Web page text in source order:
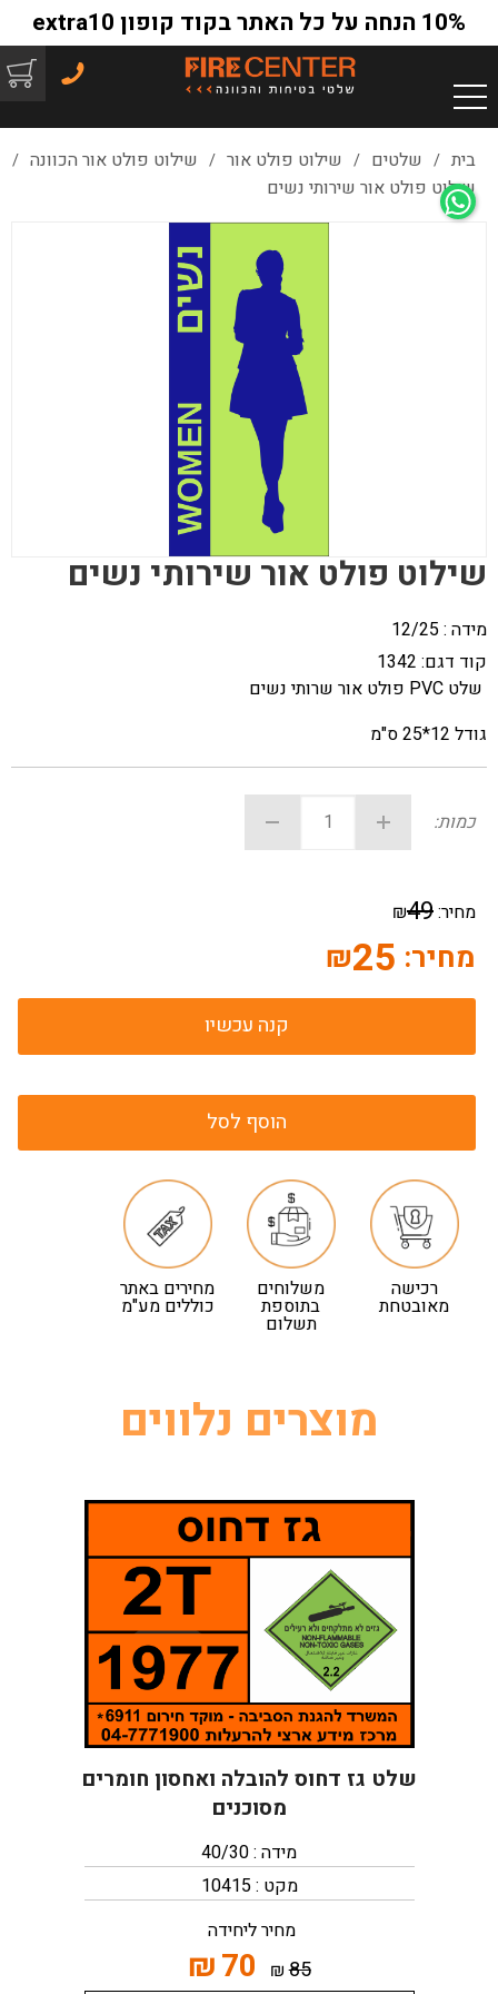
10% הנחה על כל האתר בקוד קופון extra10
בית / שלטים / שילוט פולט אור / שילוט פולט אור הכוונה /
שילוט פולט אור שירותי נשים
שילוט פולט אור שירותי נשים
מידה : 12/25
קוד דגם: 1342
שלט PVC פולט אור שרותי נשים
גודל 12*25 ס"מ
כמות:
מחיר:49
₪
מחיר: 25
₪
קנה עכשיו
הוסף לסל
רכישה
מאובטחת
משלוחים
בתוספת
תשלום
מחירים באתר
כוללים מע"מ
מוצרים נלווים
שלט גז דחוס להובלה ואחסון חומרים
מסוכנים
מידה : 40/30
מקט : 10415
מחיר ליחידה
85
₪
70
₪